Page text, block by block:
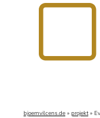
bjoernvilcens.de » projekt»